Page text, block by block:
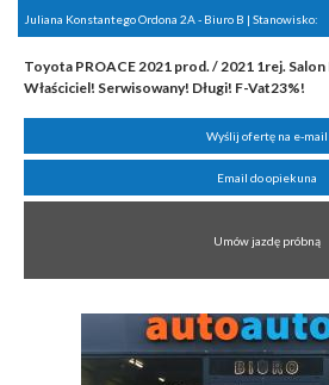
Juliana Konstantego Ordona 2A - Biuro B | Stanowisko:
Toyota PROACE 2021 prod. / 2021 1rej.
Właściciel! Serwisowany! Długi! F-Vat23%!
Wyślij ofertę na e-mail
Email do opiekuna
Umów jazdę próbną